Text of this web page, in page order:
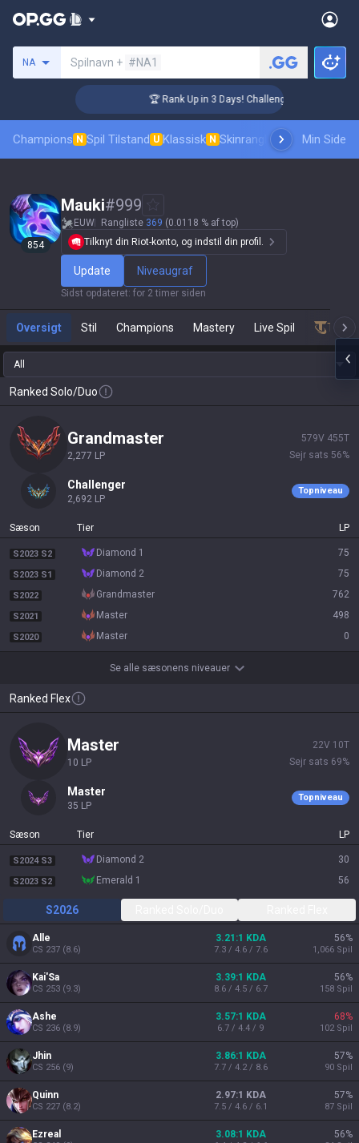
NA Spilnavn + #NA1
🏆 Rank Up in 3 Days! Challenger Coaching
Champions N Spil Tilstand U Klassisk N Skinrangliste RangPro
Min Side
854
Mauki#999
EUW Rangliste 369 (0.0118 % af top)
Tilknyt din Riot-konto, og indstil din profil.
Update Niveaugraf
Sidst opdateret: for 2 timer siden
Oversigt Stil Champions Mastery Live Spil
All
Ranked Solo/Duo
grandmaster
2,277 LP
579V 455T
Sejr sats 56%
challenger
2,692 LP
Topniveau
Sæson Tier LP
S2023 S2 diamond 1 75
S2023 S1 diamond 2 75
S2022 grandmaster 762
S2021 master 498
S2020 master 0
Se alle sæsonens niveauer
Ranked Flex
master
10 LP
22V 10T
Sejr sats 69%
master
35 LP
Topniveau
Sæson Tier LP
S2024 S3 diamond 2 30
S2023 S2 emerald 1 56
S2026
Alle
CS 237 (8.6)
3.21:1 KDA
7.3 / 4.6 / 7.6
56%
1,066 Spil
Kai'Sa
CS 253 (9.3)
3.39:1 KDA
8.6 / 4.5 / 6.7
56%
158 Spil
Ashe
CS 236 (8.9)
3.57:1 KDA
6.7 / 4.4 / 9
68%
102 Spil
Jhin
CS 256 (9)
3.86:1 KDA
7.7 / 4.2 / 8.6
57%
90 Spil
Quinn
CS 227 (8.2)
2.97:1 KDA
7.5 / 4.6 / 6.1
57%
87 Spil
Ezreal 3.08:1 KDA 56%